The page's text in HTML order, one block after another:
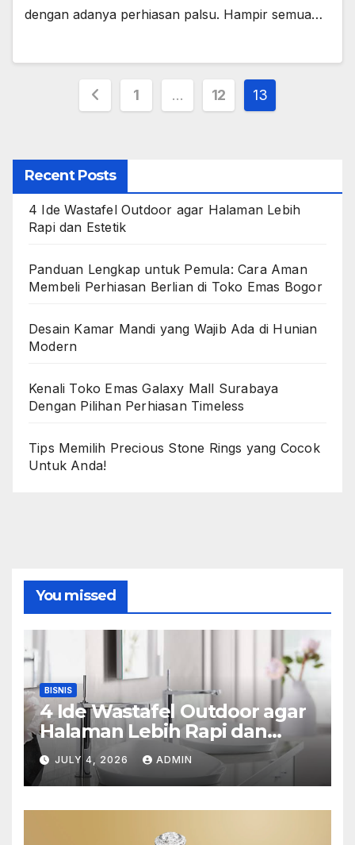
dengan adanya perhiasan palsu. Hampir semua…
Posts
1 … 12 13
Recent Posts
4 Ide Wastafel Outdoor agar Halaman Lebih
Rapi dan Estetik
Panduan Lengkap untuk Pemula: Cara Aman
Membeli Perhiasan Berlian di Toko Emas Bogor
Desain Kamar Mandi yang Wajib Ada di Hunian
Modern
Kenali Toko Emas Galaxy Mall Surabaya
Dengan Pilihan Perhiasan Timeless
Tips Memilih Precious Stone Rings yang Cocok
Untuk Anda!
You missed
BISNIS
4 Ide Wastafel Outdoor agar
Halaman Lebih Rapi dan
Estetik
JULY 4, 2026 ADMIN